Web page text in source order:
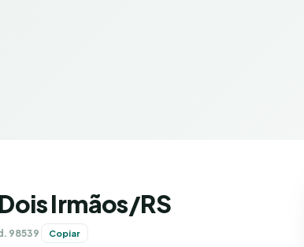
Irmãos/RS
98539 Copiar